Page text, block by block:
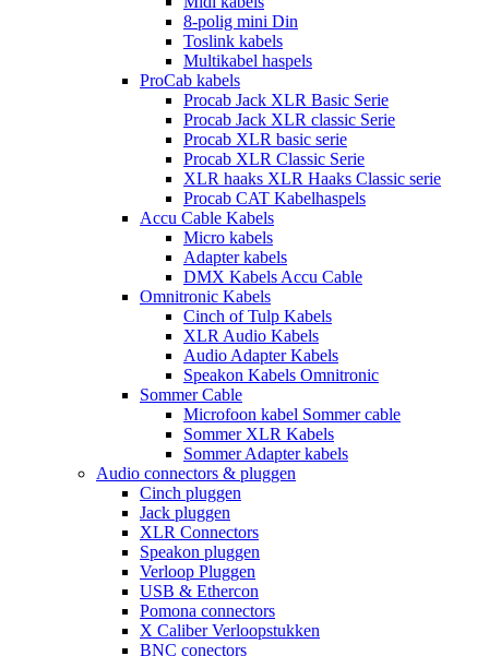
8-polig mini Din
Toslink kabels
Multikabel haspels
ProCab kabels
Procab Jack XLR Basic Serie
Procab Jack XLR classic Serie
Procab XLR basic serie
Procab XLR Classic Serie
XLR haaks XLR Haaks Classic serie
Procab CAT Kabelhaspels
Accu Cable Kabels
Micro kabels
Adapter kabels
DMX Kabels Accu Cable
Omnitronic Kabels
Cinch of Tulp Kabels
XLR Audio Kabels
Audio Adapter Kabels
Speakon Kabels Omnitronic
Sommer Cable
Microfoon kabel Sommer cable
Sommer XLR Kabels
Sommer Adapter kabels
Audio connectors & pluggen
Cinch pluggen
Jack pluggen
XLR Connectors
Speakon pluggen
Verloop Pluggen
USB & Ethercon
Pomona connectors
X Caliber Verloopstukken
BNC conectors